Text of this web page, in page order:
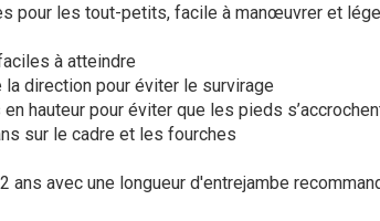
pour les tout-petits, facile à manœuvrer et
à atteindre
direction pour éviter le survirage
hauteur pour éviter que les pieds
sur le cadre et les fourches
ans avec une longueur d'entrejambe